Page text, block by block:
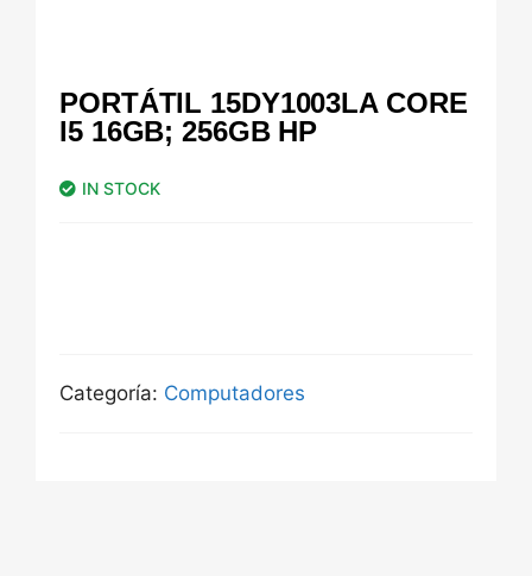
PORTÁTIL 15DY1003LA CORE
I5 16GB; 256GB HP
IN STOCK
Categoría: Computadores